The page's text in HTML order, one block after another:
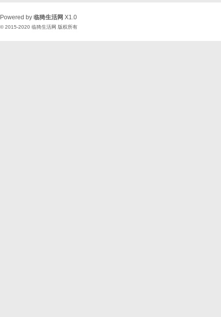
Powered by 临猗生活网 X1.0
© 2015-2020 临猗生活网 版权所有